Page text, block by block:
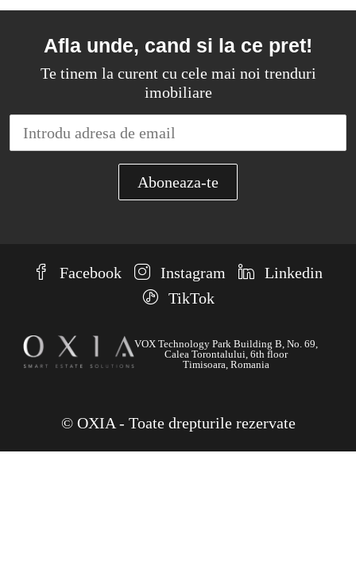
Afla unde, cand si la ce pret!
Te tinem la curent cu cele mai noi trenduri
imobiliare
Facebook Instagram
Linkedin
TikTok
VOX Technology Park Building B, No. 69,
Calea Torontalului, 6th floor
Timisoara, Romania
© OXIA - Toate drepturile rezervate